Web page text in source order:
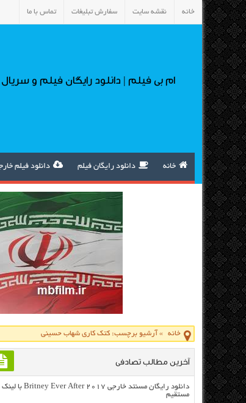
خانه نقشه سایت سفارش تبلیغات تماس با ما
ام بی فیلم | دانلود رایگان فیلم و سریال
خانه دانلود رایگان فیلم دانلود فیلم
خانه » آرشیو برچسب: کتک کاری شهاب حسینی
آخرین مطالب تصادفی
دانلود رایگان مسنتد خارجی Britney Ever After 2017 با لینک
مستقیم